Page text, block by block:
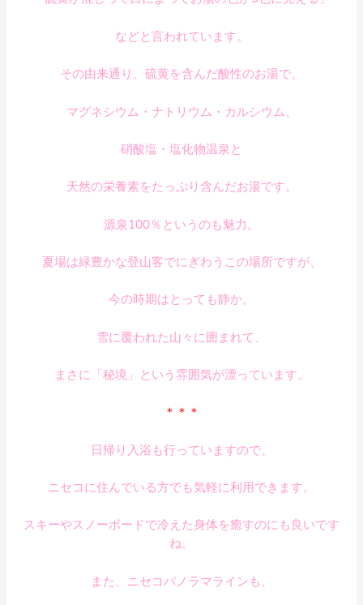
などと言われています。
その由来通り、硫黄を含んだ酸性のお湯で、
マグネシウム・ナトリウム・カルシウム、
硝酸塩・塩化物温泉と
天然の栄養素をたっぷり含んだお湯です。
源泉100％というのも魅力。
夏場は緑豊かな登山客でにぎわうこの場所ですが、
今の時期はとっても静か。
雪に覆われた山々に囲まれて、
まさに「秘境」という雰囲気が漂っています。
＊＊＊
日帰り入浴も行っていますので、
ニセコに住んでいる方でも気軽に利用できます。
スキーやスノーボードで冷えた身体を癒すのにも良いです
ね。
また、ニセコパノラマラインも、